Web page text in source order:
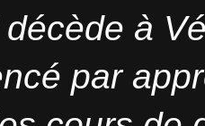
à
par